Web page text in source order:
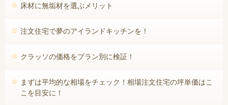
床材に無垢材を選ぶメリット
注文住宅で夢のアイランドキッチンを！
クラッソの価格をプラン別に検証！
まずは平均的な相場をチェック！相場注文住宅の坪単価はこ
こを目安に！